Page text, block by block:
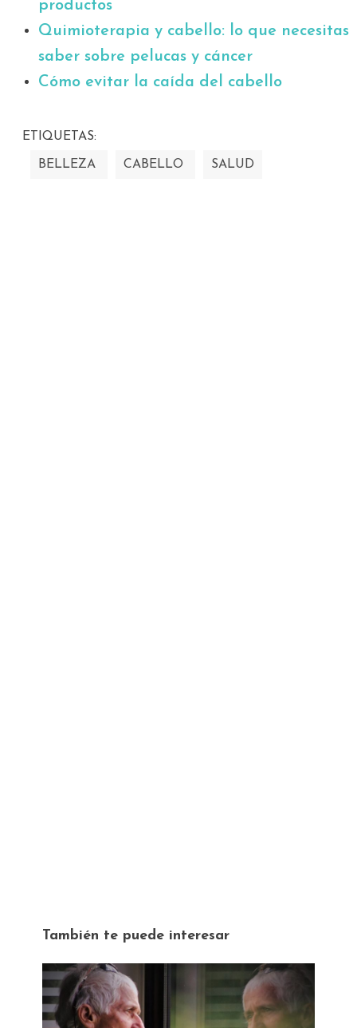
productos
Quimioterapia y cabello: lo que necesitas
saber sobre pelucas y cáncer
Cómo evitar la caída del cabello
ETIQUETAS:
BELLEZA CABELLO SALUD
También te puede interesar